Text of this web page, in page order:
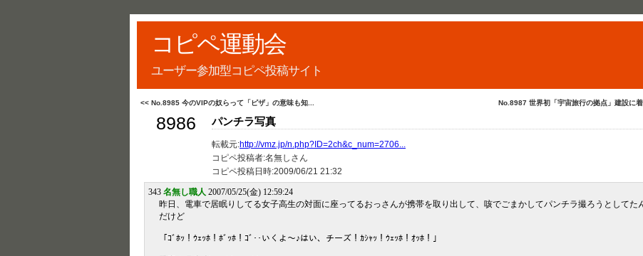
コピペ運動会
ユーザー参加型コピペ投稿サイト
No.8987 世界初「宇宙旅行の拠点」建設に
<< No.8985 今のVIPの奴らって「ピザ」の意味も知...
8986 パンチラ写真
転載元:http://vmz.jp/n.php?ID=2ch&c_num=2706...
コピペ投稿者:名無しさん
コピペ投稿日時:2009/06/21 21:32
343 名無し職人 2007/05/25(金) 12:59:24
昨日、電車で居眠りしてる女子高生の対面に座ってるおっさんが携帯を取り出して、咳でごまかしてパンチラ撮ろうとしてた
だけど
「ｺﾞﾎｯ！ｳｪｯﾎ！ﾎﾞｯﾎ！ｺﾞ･･いくよ〜♪はい、チーズ！ｶｼｬｯ！ｳｪｯﾎ！ｵｯﾎ！」